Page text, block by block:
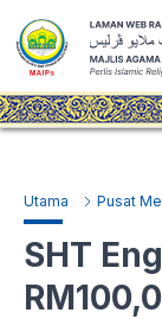
Utama Pusat
SHT